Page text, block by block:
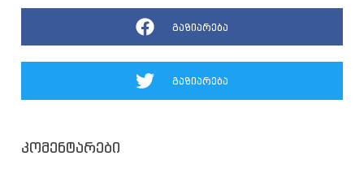
გაზიარება
გაზიარება
კომენტარები